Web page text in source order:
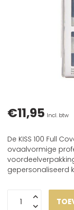
€11,95 Incl. btw
De KISS 100 Full
ovaalvormige
gepersonaliseerd